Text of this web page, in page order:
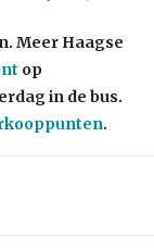
Meer Haagse
op
in de bus.
.